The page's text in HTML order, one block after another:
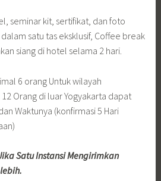
seminar kit, sertifikat, dan foto
satu tas eksklusif, Coffee break
siang di hotel selama 2 hari.
6 orang Untuk wilayah
Orang di luar Yogyakarta dapat
Waktunya (konfirmasi 5 Hari
Satu Instansi Mengirimkan